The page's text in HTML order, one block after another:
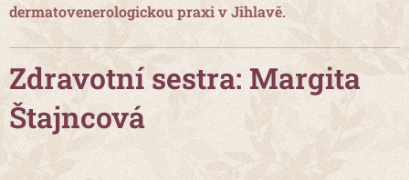
dermatovenerologickou praxi v Jihlavě.
Zdravotní sestra: Margita
Štajncová